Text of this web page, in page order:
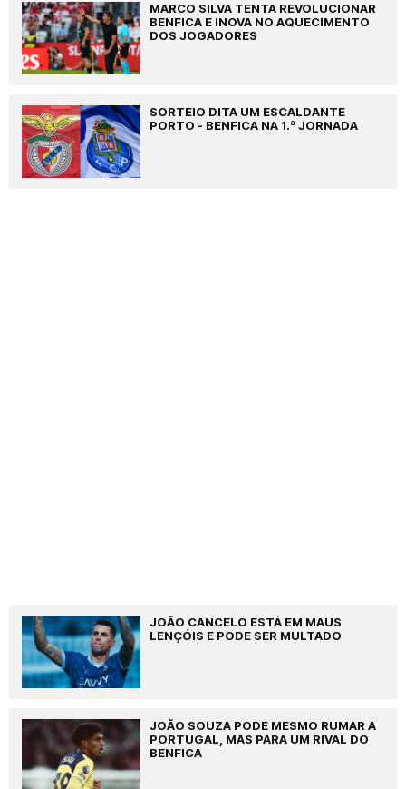
MARCO SILVA TENTA REVOLUCIONAR
BENFICA E INOVA NO AQUECIMENTO
DOS JOGADORES
SORTEIO DITA UM ESCALDANTE
PORTO - BENFICA NA 1.ª JORNADA
JOÃO CANCELO ESTÁ EM MAUS
LENÇÓIS E PODE SER MULTADO
JOÃO SOUZA PODE MESMO RUMAR A
PORTUGAL, MAS PARA UM RIVAL DO
BENFICA